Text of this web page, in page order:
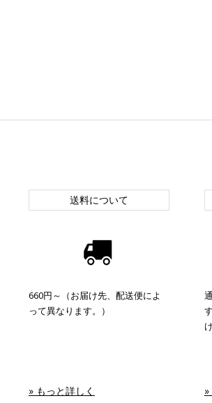
送料について
660円～（お届け先、配送便によ
って異なります。）
» もっと詳しく